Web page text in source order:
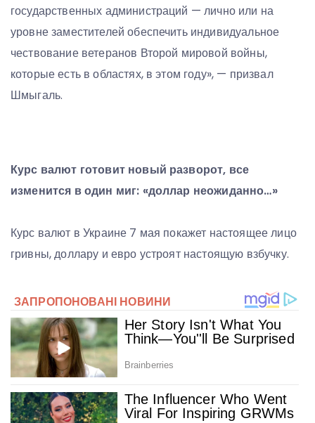
государственных администраций — лично или на
уровне заместителей обеспечить индивидуальное
чествование ветеранов Второй мировой войны,
которые есть в областях, в этом году», — призвал
Шмыгаль.
Курс валют готовит новый разворот, все
изменится в один миг: «доллар неожиданно…»
Курс валют в Украине 7 мая покажет настоящее лицо
гривны, доллару и евро устроят настоящую взбучку.